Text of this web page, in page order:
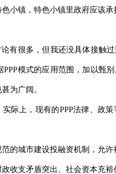
小镇，特色小镇里政府应该
很多，但我还没具体接触过
模式的应用范围，加以甄
为广阔。
上，现有的PPP法律、政策
城市建设投融资机制，允许
收支矛盾突出、社会资本充